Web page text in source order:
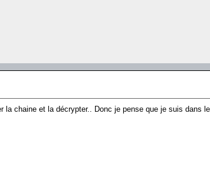
la chaine et la décrypter.. Donc je pense que je suis dans